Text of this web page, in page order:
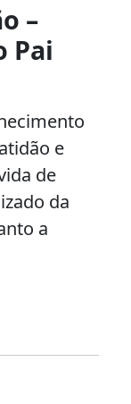
–
Pai
e
de
da
a